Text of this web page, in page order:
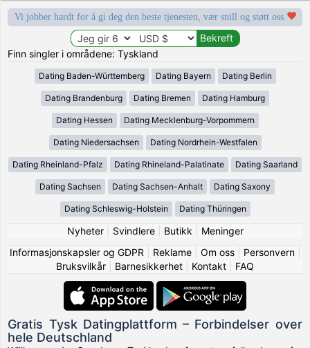
Vi jobber hardt for å gi deg den beste tjenesten, vær snill og støtt oss
Finn singler i områdene: Tyskland
Dating Baden-Württemberg Dating Bayern Dating Berlin
Dating Brandenburg Dating Bremen Dating Hamburg
Dating Hessen Dating Mecklenburg-Vorpommern
Dating Niedersachsen Dating Nordrhein-Westfalen
Dating Rheinland-Pfalz Dating Rhineland-Palatinate Dating Saarland
Dating Sachsen Dating Sachsen-Anhalt Dating Saxony
Dating Schleswig-Holstein Dating Thüringen
Nyheter| Svindlere| Butikk
Meninger
Informasjonskapsler og GDPR
Reklame| Om oss| Personvern|
Bruksvilkår
Barnesikkerhet Kontakt FAQ
Gratis Tysk Datingplattform – Forbindelser over
hele Deutschland